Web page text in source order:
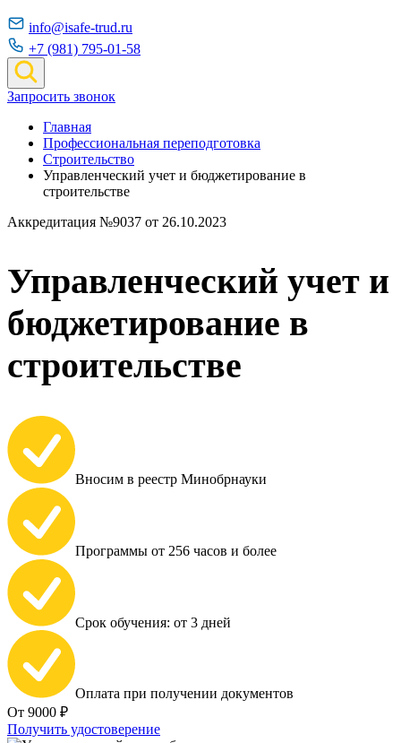
info@isafe-trud.ru
+7 (981) 795-01-58
Запросить звонок
Главная
Профессиональная переподготовка
Строительство
Управленческий учет и бюджетирование в
строительстве
Аккредитация №9037 от 26.10.2023
Управленческий учет и
бюджетирование в
строительстве
Вносим в реестр Минобрнауки
Программы от 256 часов и более
Срок обучения: от 3 дней
Оплата при получении документов
От 9000 ₽
Получить удостоверение